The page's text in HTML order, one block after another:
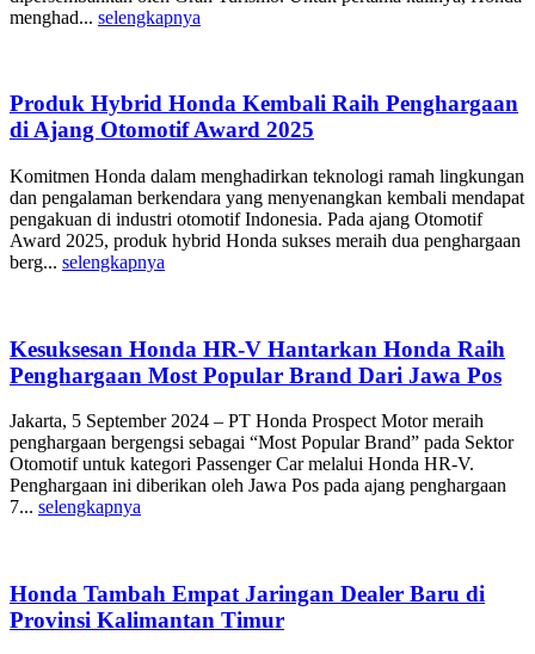
menghad... selengkapnya
Produk Hybrid Honda Kembali Raih Penghargaan
di Ajang Otomotif Award 2025
Komitmen Honda dalam menghadirkan teknologi ramah lingkungan
dan pengalaman berkendara yang menyenangkan kembali mendapat
pengakuan di industri otomotif Indonesia. Pada ajang Otomotif
Award 2025, produk hybrid Honda sukses meraih dua penghargaan
berg... selengkapnya
Kesuksesan Honda HR-V Hantarkan Honda Raih
Penghargaan Most Popular Brand Dari Jawa Pos
Jakarta, 5 September 2024 – PT Honda Prospect Motor meraih
penghargaan bergengsi sebagai “Most Popular Brand” pada Sektor
Otomotif untuk kategori Passenger Car melalui Honda HR-V.
Penghargaan ini diberikan oleh Jawa Pos pada ajang penghargaan
7... selengkapnya
Honda Tambah Empat Jaringan Dealer Baru di
Provinsi Kalimantan Timur